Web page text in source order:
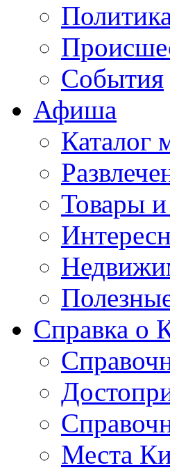
События
Афиша
Каталог
Товары
Справка о
Места